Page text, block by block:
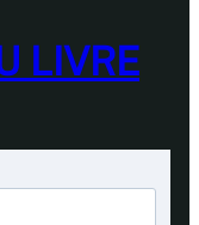
LIVRE